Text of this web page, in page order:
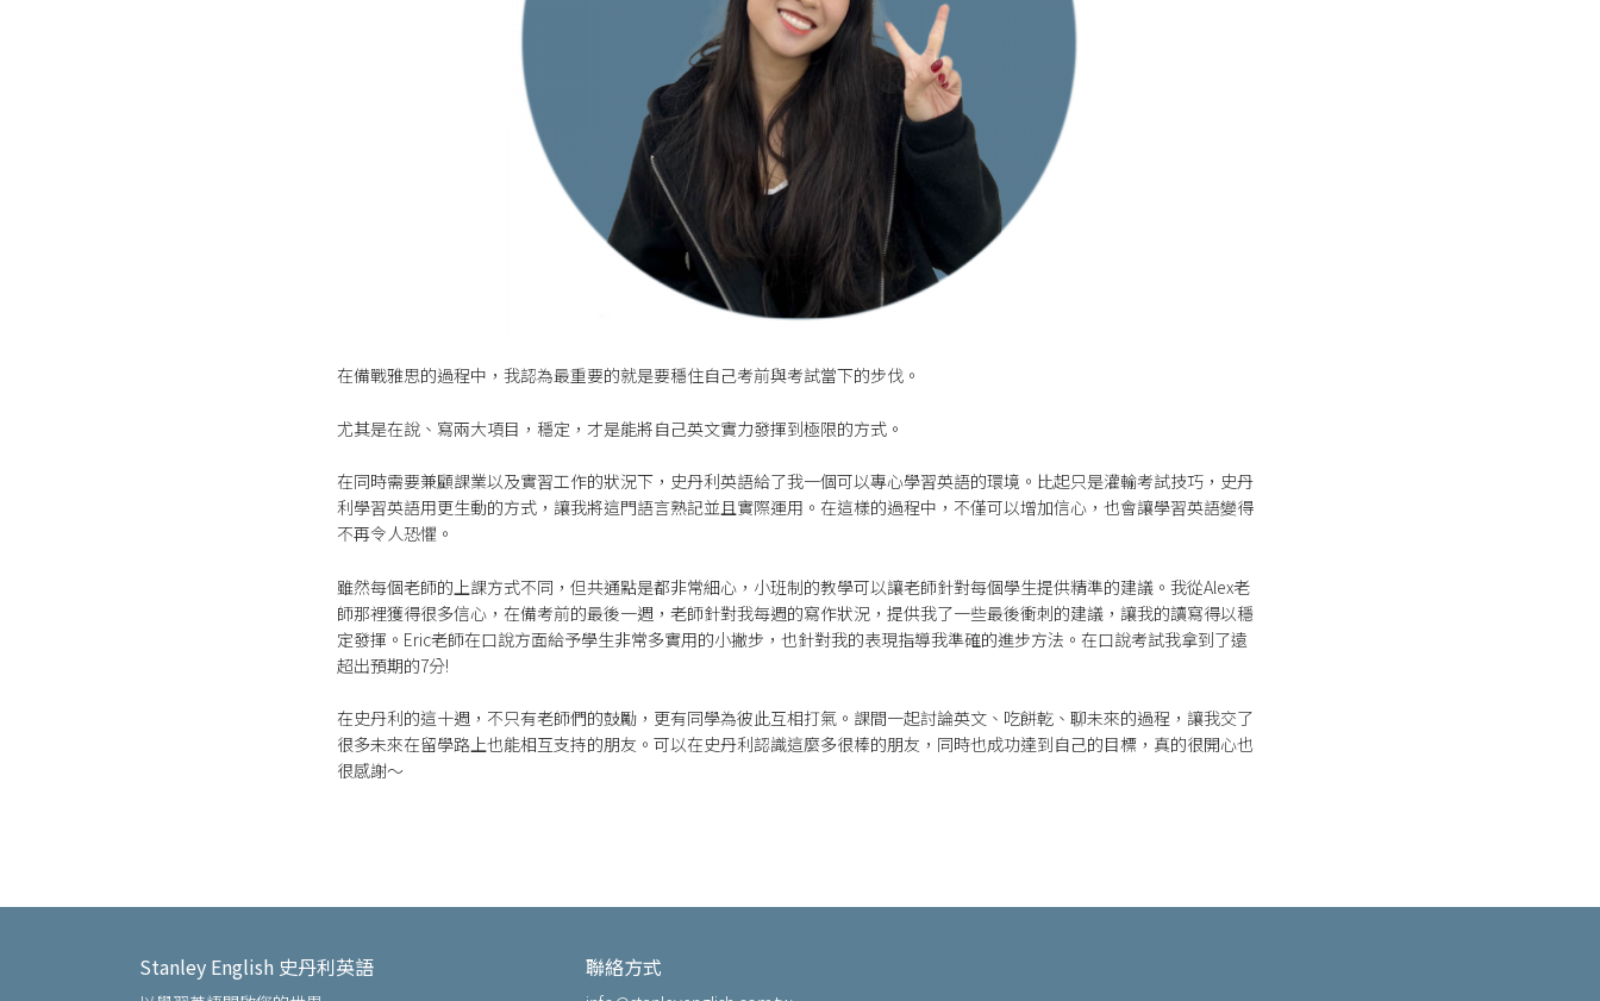
在備戰雅思的過程中，我認為最重要的就是要穩住自己考前與考試當下的步伐。
尤其是在說、寫兩大項目，穩定，才是能將自己英文實力發揮到極限的方式。
在同時需要兼顧課業以及實習工作的狀況下，史丹利英語給了我一個可以專心學習英語的環境。比起只是灌輸考試技巧，史丹
利學習英語用更生動的方式，讓我將這門語言熟記並且實際運用。在這樣的過程中，不僅可以增加信心，也會讓學習英語變得
不再令人恐懼。
雖然每個老師的上課方式不同，但共通點是都非常細心，小班制的教學可以讓老師針對每個學生提供精準的建議。我從Alex老
師那裡獲得很多信心，在備考前的最後一週，老師針對我每週的寫作狀況，提供我了一些最後衝刺的建議，讓我的讀寫得以穩
定發揮。Eric老師在口說方面給予學生非常多實用的小撇步，也針對我的表現指導我準確的進步方法。在口說考試我拿到了遠
超出預期的7分!
在史丹利的這十週，不只有老師們的鼓勵，更有同學為彼此互相打氣。課間一起討論英文、吃餅乾、聊未來的過程，讓我交了
很多未來在留學路上也能相互支持的朋友。可以在史丹利認識這麼多很棒的朋友，同時也成功達到自己的目標，真的很開心也
很感謝～
Stanley English 史丹利英語 聯絡方式